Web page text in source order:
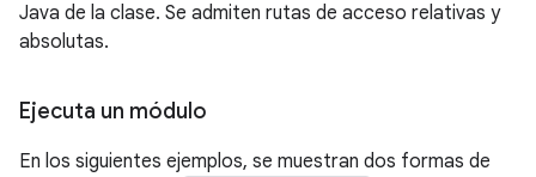
Java de la clase. Se admiten rutas de acceso relativas y
absolutas.
Ejecuta un módulo
En los siguientes ejemplos, se muestran dos formas de